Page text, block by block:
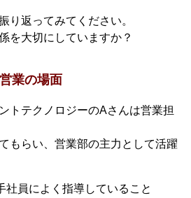
り返ってみてください。
を大切にしていますか？
業の場面
トテクノロジーのAさんは営業担
もらい、営業部の主力として活躍
社員によく指導していること